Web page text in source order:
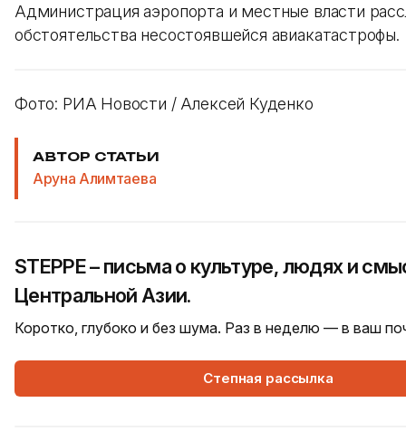
Администрация аэропорта и местные власти
обстоятельства несостоявшейся авиакатастрофы.
Фото: РИА Новости / Алексей Куденко
АВТОР СТАТЬИ
Аруна Алимтаева
STEPPE – письма о культуре, людях и
Центральной Азии.
Коротко, глубоко и без шума. Раз в неделю — в ваш
Степная рассылка